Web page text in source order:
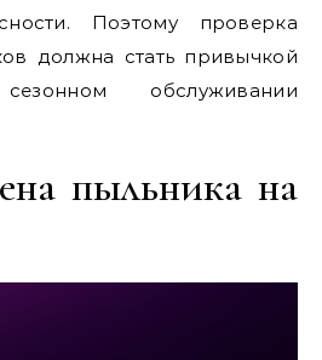
Поэтому проверка
должна стать привычкой
обслуживании
пыльника на